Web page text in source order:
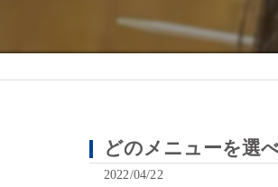
どのメニューを選
2022/04/22